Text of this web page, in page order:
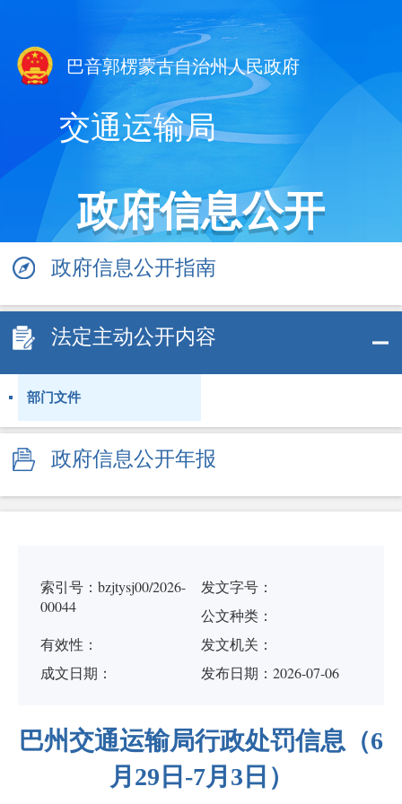
巴音郭楞蒙古自治州人民政府
交通运输局
政府信息公开
政府信息公开指南
法定主动公开内容
部门文件
政府信息公开年报
索引号：bzjtysj00/2026-
00044
发文字号：
公文种类：
有效性：
发文机关：
成文日期：
发布日期：2026-07-06
巴州交通运输局行政处罚信息（6
月29日-7月3日）